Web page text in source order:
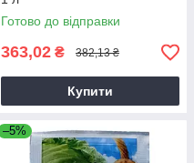
Готово до відправки
363,02 ₴ 382,13 ₴
Купити
–5%